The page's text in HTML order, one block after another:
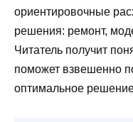
ориентировочные
решения: ремонт,
Читатель получит
поможет взвешенно
оптимальное